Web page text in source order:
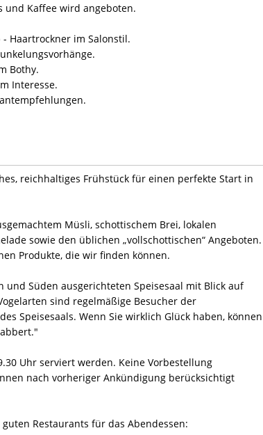
und Kaffee wird angeboten.
- Haartrockner im Salonstil.
Bothy.
Interesse.
reichhaltiges Frühstück für einen perfekte Start in
Müsli, schottischem Brei, lokalen
sowie den üblichen „vollschottischen“ Angeboten.
Produkte, die wir finden können.
Süden ausgerichteten Speisesaal mit Blick auf
sind regelmäßige Besucher der
Speisesaals. Wenn Sie wirklich Glück haben, können
Uhr serviert werden. Keine Vorbestellung
nach vorheriger Ankündigung berücksichtigt
Restaurants für das Abendessen: